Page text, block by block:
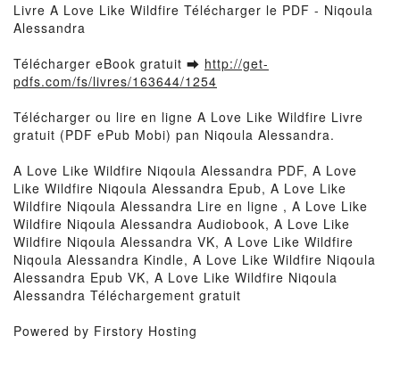
Livre A Love Like Wildfire Télécharger le PDF - Niqoula
Alessandra
Télécharger eBook gratuit ➡ http://get-
pdfs.com/fs/livres/163644/1254
Télécharger ou lire en ligne A Love Like Wildfire Livre
gratuit (PDF ePub Mobi) pan Niqoula Alessandra.
A Love Like Wildfire Niqoula Alessandra PDF, A Love
Like Wildfire Niqoula Alessandra Epub, A Love Like
Wildfire Niqoula Alessandra Lire en ligne , A Love Like
Wildfire Niqoula Alessandra Audiobook, A Love Like
Wildfire Niqoula Alessandra VK, A Love Like Wildfire
Niqoula Alessandra Kindle, A Love Like Wildfire Niqoula
Alessandra Epub VK, A Love Like Wildfire Niqoula
Alessandra Téléchargement gratuit
Powered by Firstory Hosting